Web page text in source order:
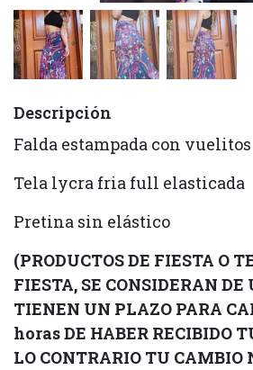
Descripción
Falda estampada con vuelitos
Tela lycra fria full elasticada
Pretina sin elástico
(PRODUCTOS DE FIESTA O
FIESTA, SE CONSIDERAN DE
TIENEN UN PLAZO PARA
horas DE HABER RECIBIDO
LO CONTRARIO TU CAMBIO